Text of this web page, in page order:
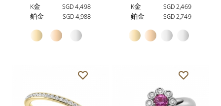
K金
SGD 4,498
鉑金
SGD 4,988
K金
SGD 2,469
鉑金
SGD 2,749